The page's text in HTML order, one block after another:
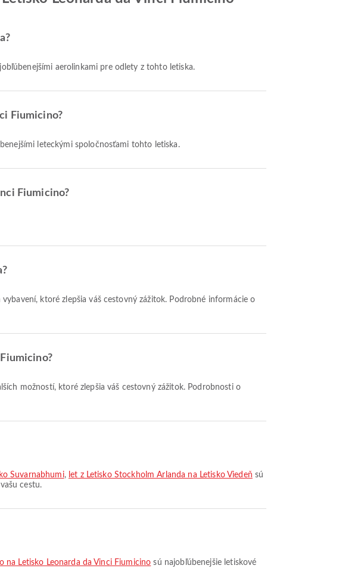
aerolinkami pre odlety z tohto letiska.
Fiumicino?
leteckými spoločnosťami tohto letiska.
Fiumicino?
Suvarnabhumi, let z Letisko Stockholm Arlanda na Letisko Viedeň sú
cestu.
na Letisko Leonarda da Vinci Fiumicino sú najobľúbenejšie letiskové